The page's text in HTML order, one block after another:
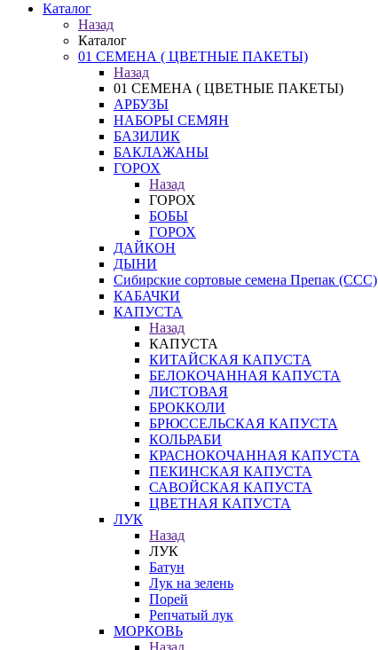
Каталог
Назад
Каталог
01 СЕМЕНА ( ЦВЕТНЫЕ ПАКЕТЫ)
Назад
01 СЕМЕНА ( ЦВЕТНЫЕ ПАКЕТЫ)
АРБУЗЫ
НАБОРЫ СЕМЯН
БАЗИЛИК
БАКЛАЖАНЫ
ГОРОХ
Назад
ГОРОХ
БОБЫ
ГОРОХ
ДАЙКОН
ДЫНИ
Сибирские сортовые семена Препак (ССС)
КАБАЧКИ
КАПУСТА
Назад
КАПУСТА
КИТАЙСКАЯ КАПУСТА
БЕЛОКОЧАННАЯ КАПУСТА
ЛИСТОВАЯ
БРОККОЛИ
БРЮССЕЛЬСКАЯ КАПУСТА
КОЛЬРАБИ
КРАСНОКОЧАННАЯ КАПУСТА
ПЕКИНСКАЯ КАПУСТА
САВОЙСКАЯ КАПУСТА
ЦВЕТНАЯ КАПУСТА
ЛУК
Назад
ЛУК
Батун
Лук на зелень
Порей
Репчатый лук
МОРКОВЬ
Назад